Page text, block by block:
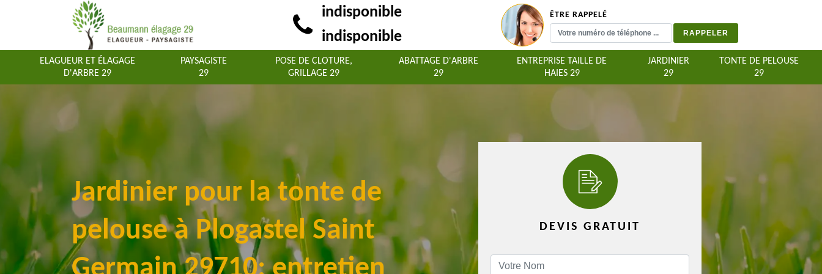
indisponible
indisponible
ÊTRE RAPPELÉ
ELAGUEUR ET ÉLAGAGE
D'ARBRE 29
PAYSAGISTE
29
POSE DE CLOTURE,
GRILLAGE 29
ABATTAGE D'ARBRE
29
ENTREPRISE TAILLE DE
HAIES 29
JARDINIER
29
TONTE DE PELOUSE
29
Jardinier pour la tonte de
pelouse à Plogastel Saint
DEVIS GRATUIT